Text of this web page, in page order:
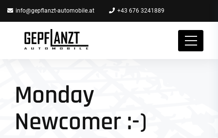
info@gepflanzt-automobile.at +43 676 3241889
Monday
Newcomer :-)